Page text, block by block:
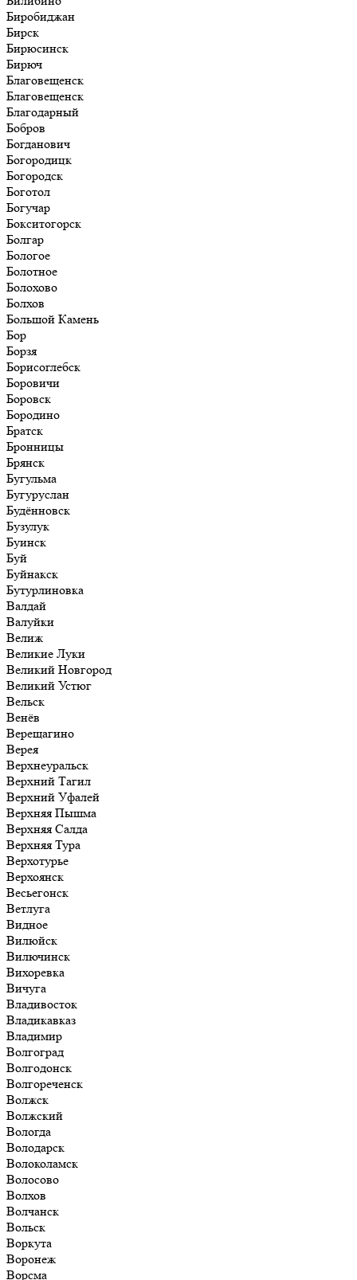
Биробиджан
Бирск
Бирюсинск
Бирюч
Благовещенск
Благовещенск
Благодарный
Бобров
Богданович
Богородицк
Богородск
Боготол
Богучар
Бокситогорск
Болгар
Бологое
Болотное
Болохово
Болхов
Большой Камень
Бор
Борзя
Борисоглебск
Боровичи
Боровск
Бородино
Братск
Бронницы
Брянск
Бугульма
Бугуруслан
Будённовск
Бузулук
Буинск
Буй
Буйнакск
Бутурлиновка
Валдай
Валуйки
Велиж
Великие Луки
Великий Новгород
Великий Устюг
Вельск
Венёв
Верещагино
Верея
Верхнеуральск
Верхний Тагил
Верхний Уфалей
Верхняя Пышма
Верхняя Салда
Верхняя Тура
Верхотурье
Верхоянск
Весьегонск
Ветлуга
Видное
Вилюйск
Вилючинск
Вихоревка
Вичуга
Владивосток
Владикавказ
Владимир
Волгоград
Волгодонск
Волгореченск
Волжск
Волжский
Вологда
Володарск
Волоколамск
Волосово
Волхов
Волчанск
Вольск
Воркута
Воронеж
Ворсма